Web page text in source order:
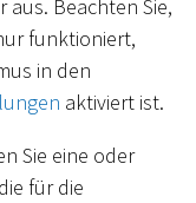
Beachten Sie,
funktioniert,
in den
aktiviert ist.
Sie eine oder
für die